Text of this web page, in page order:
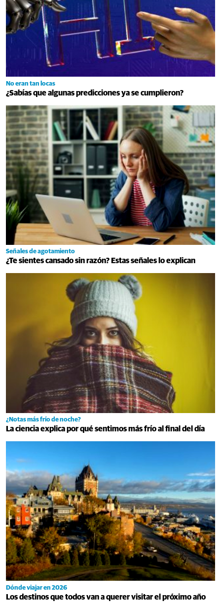
No eran tan locas
¿Sabías que algunas predicciones ya se cumplieron?
Señales de agotamiento
¿Te sientes cansado sin razón? Estas señales lo explican
¿Notas más frío de noche?
La ciencia explica por qué sentimos más frío al final del día
Dónde viajar en 2026
Los destinos que todos van a querer visitar el próximo año